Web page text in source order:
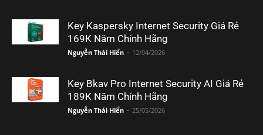
Key Kaspersky Internet Security Giá Rẻ
169K Năm Chính Hãng
Nguyễn Thái Hiển - 12/04/2026
Key Bkav Pro Internet Security AI Giá Rẻ
189K Năm Chính Hãng
Nguyễn Thái Hiển - 25/05/2026